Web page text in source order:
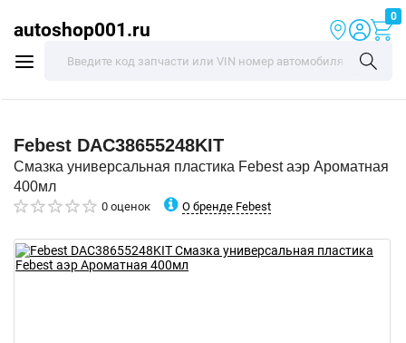
autoshop001.ru
0
Febest DAC38655248KIT
Смазка универсальная пластика Febest аэр Ароматная
400мл
0 оценок О бренде Febest